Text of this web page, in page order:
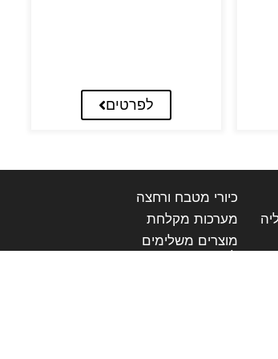
לפרטים
כיורי מטבח ורחצה
מערכות מקלחת
מוצרים משלימים